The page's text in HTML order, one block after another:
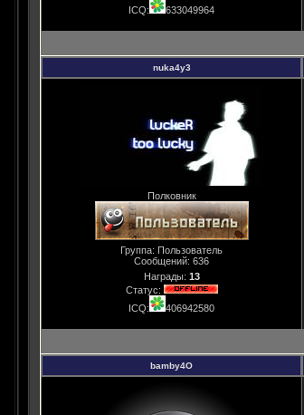
ICQ:
633049964
nuka4y3
Полковник
Группа: Пользователь
Сообщений: 636
Награды: 13
Статус:
ICQ:
406942580
bamby4O